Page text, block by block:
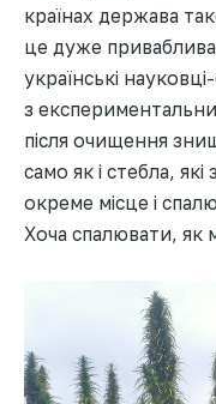
країнах держава
це дуже
українські
з
після очищення
само як і стебла,
окреме місце і
Хоча спалювати, як